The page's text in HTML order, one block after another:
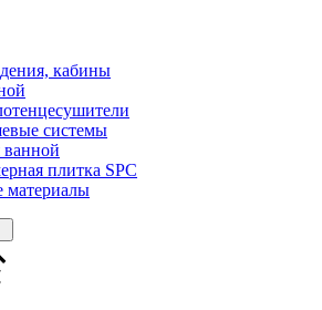
кабины
системы
ванной
плитка SPC
материалы